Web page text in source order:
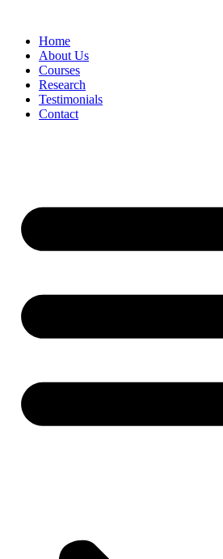
contentHome
About Us
Courses
Research
Testimonials
Contact